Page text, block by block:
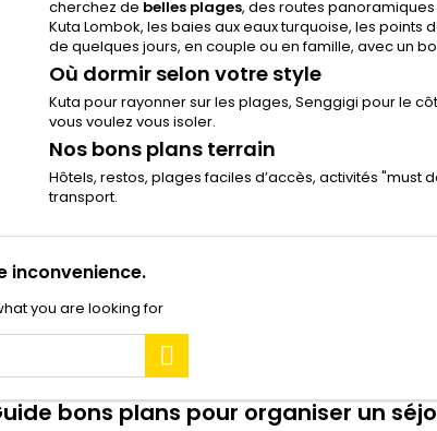
cherchez de belles plages, des routes
Kuta Lombok, les baies aux eaux turquoise, les
de quelques jours, en couple ou en famille, avec un
Où dormir selon votre style
Kuta pour rayonner sur les plages, Senggigi pour le
vous voulez vous isoler.
Nos bons plans terrain
Hôtels, restos, plages faciles d’accès, activités
transport.
inconvenience.
you are looking for

bons plans pour organiser un